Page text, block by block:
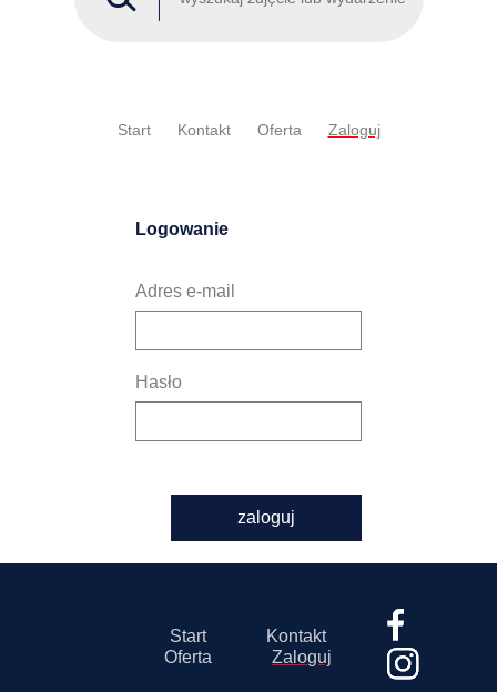
Start Kontakt Oferta Zaloguj
Logowanie
Adres e-mail
Hasło
zaloguj
Start
Kontakt
Oferta
Zaloguj